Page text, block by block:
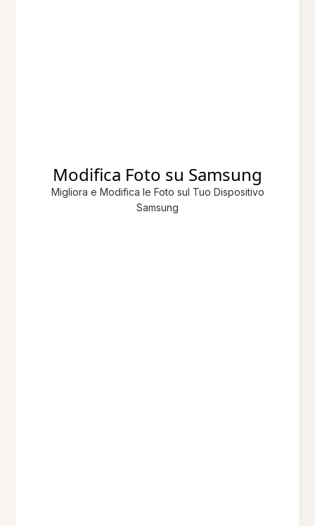
Modifica Foto su Samsung
Migliora e Modifica le Foto sul Tuo Dispositivo
Samsung